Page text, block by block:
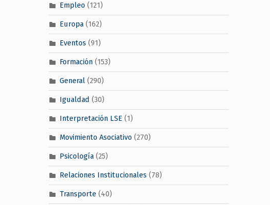
Empleo (121)
Europa(162)
Eventos (91)
Formación(153)
General(290)
Igualdad (30)
Interpretación LSE(1)
Movimiento Asociativo (270)
Psicología(25)
Relaciones Institucionales (78)
Transporte(40)